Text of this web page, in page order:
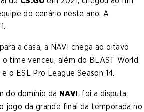
do cenário neste ano. A
a casa, a NAVI chega ao oitavo
time venceu, além do BLAST World
o ESL Pro League Season 14.
do domínio da NAVI, foi a disputa
jogo da grande final da temporada no